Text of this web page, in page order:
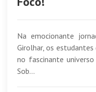
Na emocionante
Girolhar, os
no fascinante
Sob...